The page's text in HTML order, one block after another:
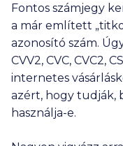
Fontos számjegy
a már említett
azonosító szám.
CVV2, CVC, CVC2,
internetes
azért, hogy tudják,
használja-e.